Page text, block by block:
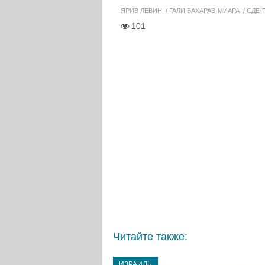
ЯРИВ ЛЕВИН ГАЛИ БАХАРАВ-МИАРА СДЕ-
101
Читайте также: